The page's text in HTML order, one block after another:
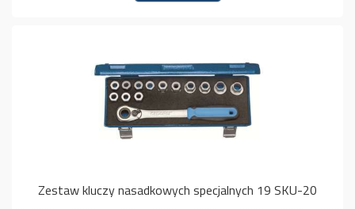
Zestaw kluczy nasadkowych specjalnych 19 SKU-20